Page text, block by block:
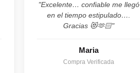
"Excelente… confiable me llegó
en el tiempo estipulado….
Gracias 😻🫶🏻"
Maria
Compra Verificada